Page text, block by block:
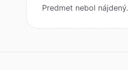
Predmet nebol nájdený.